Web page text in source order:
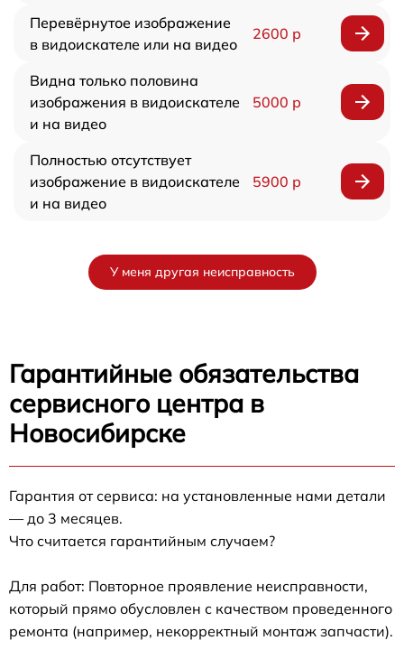
Перевёрнутое изображение
в видоискателе или на видео
2600 р
Видна только половина
изображения в видоискателе
и на видео
5000 р
Полностью отсутствует
изображение в видоискателе
и на видео
5900 р
У меня другая неисправность
Гарантийные обязательства
сервисного центра в
Новосибирске
Гарантия от сервиса: на установленные нами детали
— до 3 месяцев.
Что считается гарантийным случаем?
Для работ: Повторное проявление неисправности,
который прямо обусловлен с качеством проведенного
ремонта (например, некорректный монтаж запчасти).